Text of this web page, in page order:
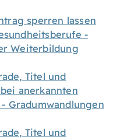
sperren lassen
-
Weiterbildung
Titel und
anerkannten
Gradumwandlungen
Titel und